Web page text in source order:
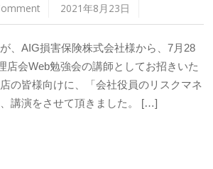
2021年8月23日
、AIG損害保険株式会社様から、7月28
店会Web勉強会の講師としてお招きいた
の皆様向けに、「会社役員のリスクマネ
講演をさせて頂きました。 […]